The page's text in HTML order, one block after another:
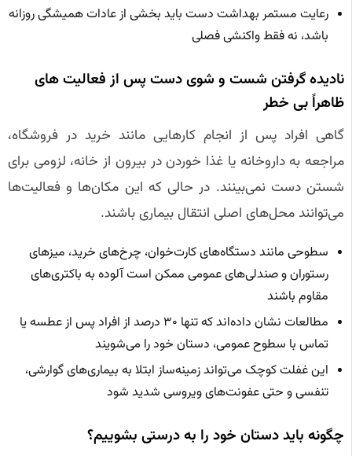
رعایت مستمر بهداشت دست باید بخشی از عادات همیشگی روزانه
باشد، نه فقط واکنشی فصلی
نادیده گرفتن شست‌ و شوی دست پس از فعالیت‌ های
ظاهراً بی‌ خطر
گاهی افراد پس از انجام کارهایی مانند خرید در فروشگاه،
مراجعه به داروخانه یا غذا خوردن در بیرون از خانه، لزومی برای
شستن دست نمی‌بینند. در حالی که این مکان‌ها و فعالیت‌ها
می‌توانند محل‌های اصلی انتقال بیماری باشند.
سطوحی مانند دستگاه‌های کارت‌خوان، چرخ‌های خرید، میزهای
رستوران و صندلی‌های عمومی ممکن است آلوده به باکتری‌های
مقاوم باشند
مطالعات نشان داده‌اند که تنها ۳۰ درصد از افراد پس از عطسه یا
تماس با سطوح عمومی، دستان خود را می‌شویند
این غفلت کوچک می‌تواند زمینه‌ساز ابتلا به بیماری‌های گوارشی،
تنفسی و حتی عفونت‌های ویروسی شدید شود
چگونه باید دستان خود را به درستی بشوییم؟